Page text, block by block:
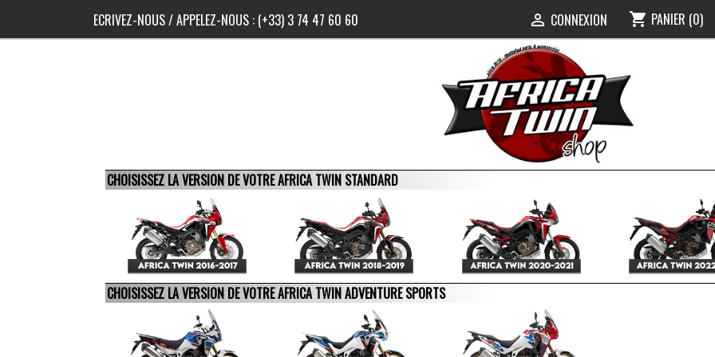
ECRIVEZ-NOUS/ APPELEZ-NOUS : (+33) 3 74 47 60 60  CONNEXION shopping_cart PANIER (0)
CHOISISSEZ LA VERSION DE VOTRE AFRICA TWIN STANDARD
CHOISISSEZ LA VERSION DE VOTRE AFRICA TWIN ADVENTURE SPORTS